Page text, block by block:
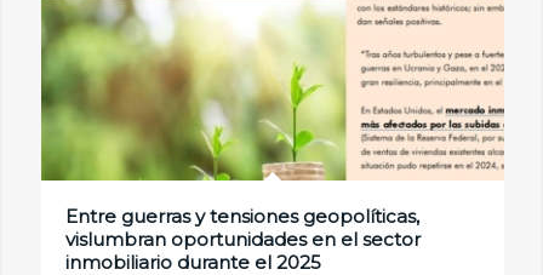
Entre guerras y tensiones geopolíticas,
vislumbran oportunidades en el sector
inmobiliario durante el 2025